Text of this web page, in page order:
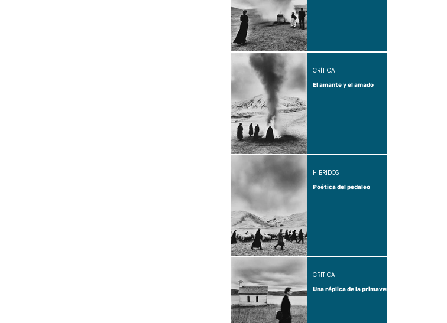
El amante y el amado
CRÍTICA
Poética del pedaleo
HÍBRIDOS
Una réplica de la primavera
CRÍTICA